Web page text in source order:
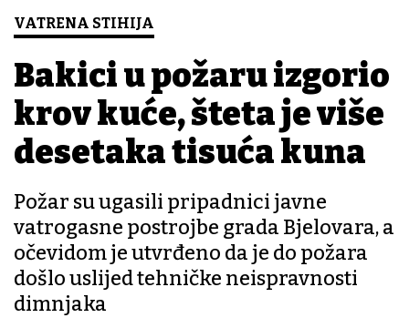
VATRENA STIHIJA
Bakici u požaru izgorio
krov kuće, šteta je više
desetaka tisuća kuna
Požar su ugasili pripadnici javne
vatrogasne postrojbe grada Bjelovara, a
očevidom je utvrđeno da je do požara
došlo uslijed tehničke neispravnosti
dimnjaka